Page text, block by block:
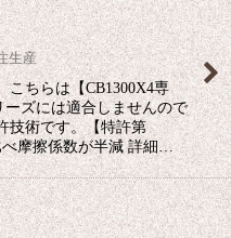
生産
ちらは【CB1300X4専
ズには適合しませんので
技術です。【特許第
べ摩擦係数が半減 詳細…